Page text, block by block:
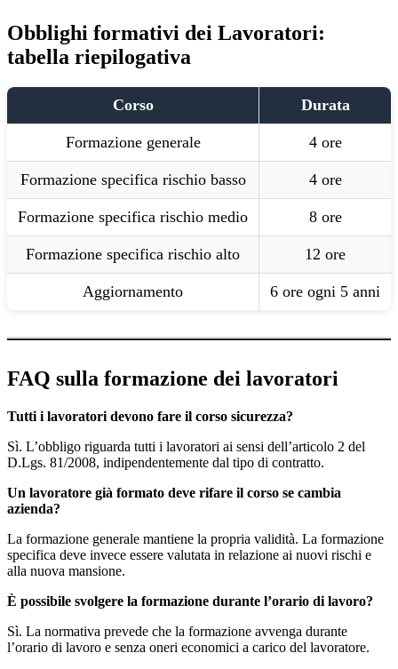
Obblighi formativi dei Lavoratori:
tabella riepilogativa
Corso Durata
Formazione generale 4 ore
Formazione specifica rischio basso 4 ore
Formazione specifica rischio medio 8 ore
Formazione specifica rischio alto 12 ore
Aggiornamento 6 ore ogni 5 anni
FAQ sulla formazione dei lavoratori
Tutti i lavoratori devono fare il corso sicurezza?
Sì. L’obbligo riguarda tutti i lavoratori ai sensi dell’articolo 2 del
D.Lgs. 81/2008, indipendentemente dal tipo di contratto.
Un lavoratore già formato deve rifare il corso se cambia
azienda?
La formazione generale mantiene la propria validità. La formazione
specifica deve invece essere valutata in relazione ai nuovi rischi e
alla nuova mansione.
È possibile svolgere la formazione durante l’orario di lavoro?
Sì. La normativa prevede che la formazione avvenga durante
l’orario di lavoro e senza oneri economici a carico del lavoratore.